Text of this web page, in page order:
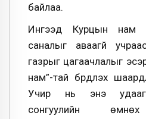
байлаа.
Ингээд Курцын нам
саналыг аваагүй
газрыг цагаачлалыг
нам”-тай бүрдүүлэх
Учир нь энэ
сонгуулийн өмнөх